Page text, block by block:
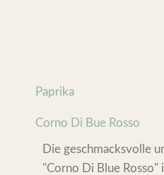
Paprika
Corno Di Bue Rosso
Die geschmacksvolle
"Corno Di Blue Rosso"